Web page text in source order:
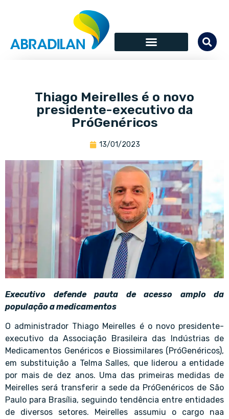
Thiago Meirelles é o novo
presidente-executivo da
PróGenéricos
13/01/2023
Executivo defende pauta de acesso amplo da
população a medicamentos
O administrador Thiago Meirelles é o novo presidente-
executivo da Associação Brasileira das Indústrias de
Medicamentos Genéricos e Biossimilares (PróGenéricos),
em substituição a Telma Salles, que liderou a entidade
por mais de dez anos. Uma das primeiras medidas de
Meirelles será transferir a sede da PróGenéricos de São
Paulo para Brasília, seguindo tendência entre entidades
de diversos setores. Meirelles assumiu o cargo naa